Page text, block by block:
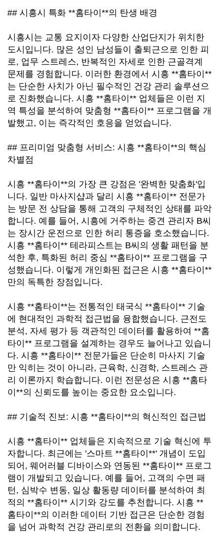
## 시흥시 특화 **홈타이**의 탄생 배경
시흥시는 교통 요지이자 다양한 산업단지가 위치한
도시입니다. 많은 성인 남성들이 출퇴근으로 인한 피
로, 업무 스트레스, 반복적인 자세로 인한 근골격계
문제를 경험합니다. 이러한 환경에서 시흥 **홈타이**
는 단순한 사치가 아닌 필수적인 건강 관리 솔루션으
로 진화했습니다. 시흥 **홈타이** 업체들은 이런 지
역 특성을 분석하여 맞춤형 **홈타이** 프로그램을 개
발했고, 이는 즉각적인 호응을 얻었습니다.
## 프리미엄 맞춤형 서비스: 시흥 **홈타이**의 핵심
차별점
시흥 **홈타이**의 가장 큰 강점은 '완벽한 맞춤화'입
니다. 일반 마사지샵과 달리 시흥 **홈타이** 전문가
는 방문 전 상담을 통해 고객의 구체적인 상태를 파악
합니다. 예를 들어, 시흥에 거주하는 중견 관리자 B씨
는 장시간 운전으로 인한 허리 통증을 호소했습니다.
시흥 **홈타이** 테라피스트는 B씨의 생활 패턴을 분
석한 후, 특화된 허리 중심 **홈타이** 프로그램을 구
성했습니다. 이렇게 개인화된 접근은 시흥 **홈타이**
만의 독특한 장점입니다.
시흥 **홈타이**는 전통적인 태국식 **홈타이** 기술
에 현대적인 과학적 접근법을 융합했습니다. 근전도
분석, 자세 평가 등 객관적인 데이터를 활용하여 **홈
타이** 프로그램을 설계하는 경우도 늘어나고 있습니
다. 시흥 **홈타이** 전문가들은 단순히 마사지 기술
만 익히는 것이 아니라, 근육학, 신경학, 스트레스 관
리 이론까지 학습합니다. 이런 전문성은 시흥 **홈타
이**의 신뢰도를 높이는 중요한 요소입니다.
## 기술적 진보: 시흥 **홈타이**의 혁신적인 접근법
시흥 **홈타이** 업체들은 지속적으로 기술 혁신에 투
자합니다. 최근에는 '스마트 **홈타이**' 개념이 도입
되어, 웨어러블 디바이스와 연동된 **홈타이** 프로그
램이 개발되고 있습니다. 예를 들어, 고객의 수면 패
턴, 심박수 변동, 일상 활동량 데이터를 분석하여 최
적의 **홈타이** 시기와 강도를 추천합니다. 시흥 **
홈타이**의 이러한 데이터 기반 접근은 단순한 경험
을 넘어 과학적 건강 관리로의 전환을 의미합니다.